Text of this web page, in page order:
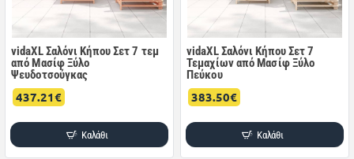
vidaXL Σαλόνι Κήπου Σετ 7 τεμ
από Μασίφ Ξύλο
Ψευδοτσούγκας
437.21€
Καλάθι
vidaXL Σαλόνι Κήπου Σετ 7
Τεμαχίων από Μασίφ Ξύλο
Πεύκου
383.50€
Καλάθι